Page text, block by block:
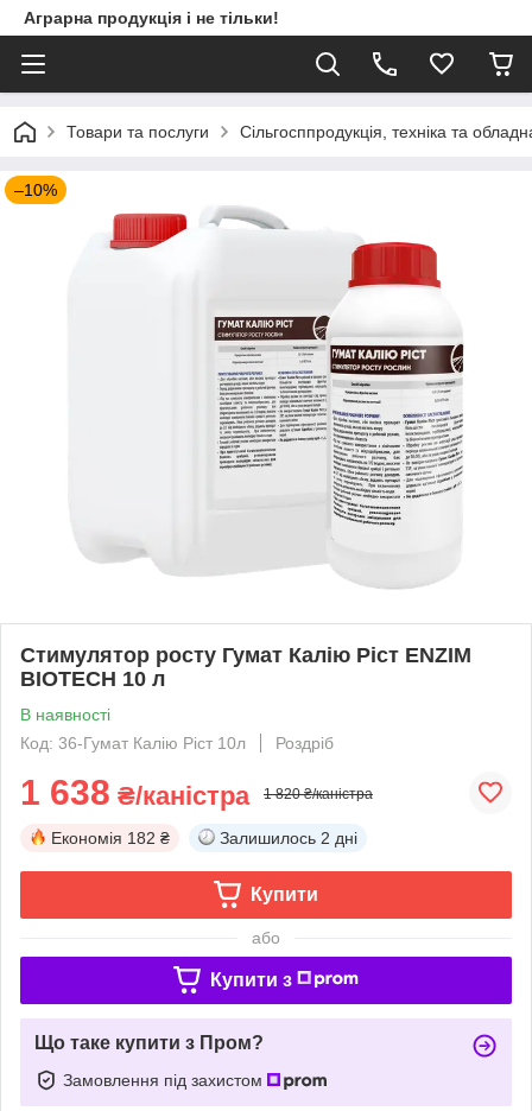
Аграрна продукція і не тільки!
Товари та послуги Сільгосппродукція, техніка та
–10%
Стимулятор росту Гумат Калію Ріст ENZIM
BIOTECH 10 л
В наявності
Код: 36-Гумат Калію Ріст 10л
Роздріб
1 638 ₴/каністра 1 820 ₴/каністра
Економія 182 ₴ Залишилось 2 дні
Купити
або
Купити з
Що таке купити з Пром?
Замовлення під захистом